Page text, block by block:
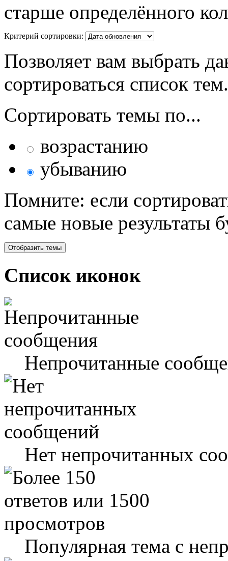
старше определённого
Критерий сортировки:
Позволяет вам выбрать
сортироваться список тем.
Сортировать темы по...
возрастанию
убыванию
Помните: если
самые новые результаты
Список иконок
Непрочитанные
Нет непрочитанных
Популярная тема с